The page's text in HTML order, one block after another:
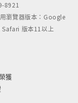
8921
瀏覽器版本：Google
版本11以上
獲